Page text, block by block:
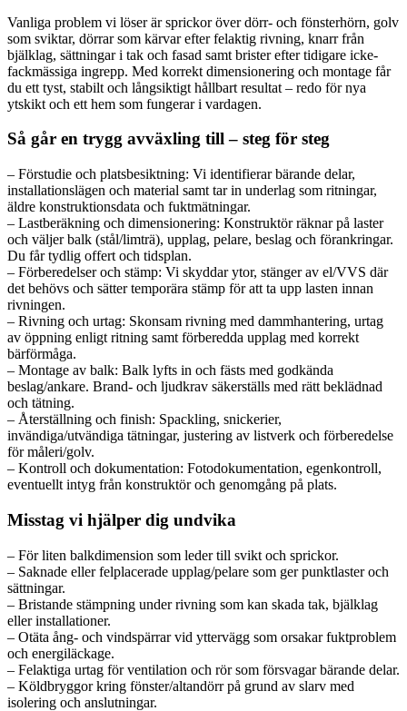
Vanliga problem vi löser är sprickor över dörr- och fönsterhörn, golv
som sviktar, dörrar som kärvar efter felaktig rivning, knarr från
bjälklag, sättningar i tak och fasad samt brister efter tidigare icke-
fackmässiga ingrepp. Med korrekt dimensionering och montage får
du ett tyst, stabilt och långsiktigt hållbart resultat – redo för nya
ytskikt och ett hem som fungerar i vardagen.
Så går en trygg avväxling till – steg för steg
– Förstudie och platsbesiktning: Vi identifierar bärande delar,
installationslägen och material samt tar in underlag som ritningar,
äldre konstruktionsdata och fuktmätningar.
– Lastberäkning och dimensionering: Konstruktör räknar på laster
och väljer balk (stål/limträ), upplag, pelare, beslag och förankringar.
Du får tydlig offert och tidsplan.
– Förberedelser och stämp: Vi skyddar ytor, stänger av el/VVS där
det behövs och sätter temporära stämp för att ta upp lasten innan
rivningen.
– Rivning och urtag: Skonsam rivning med dammhantering, urtag
av öppning enligt ritning samt förberedda upplag med korrekt
bärförmåga.
– Montage av balk: Balk lyfts in och fästs med godkända
beslag/ankare. Brand- och ljudkrav säkerställs med rätt beklädnad
och tätning.
– Återställning och finish: Spackling, snickerier,
invändiga/utvändiga tätningar, justering av listverk och förberedelse
för måleri/golv.
– Kontroll och dokumentation: Fotodokumentation, egenkontroll,
eventuellt intyg från konstruktör och genomgång på plats.
Misstag vi hjälper dig undvika
– För liten balkdimension som leder till svikt och sprickor.
– Saknade eller felplacerade upplag/pelare som ger punktlaster och
sättningar.
– Bristande stämpning under rivning som kan skada tak, bjälklag
eller installationer.
– Otäta ång- och vindspärrar vid yttervägg som orsakar fuktproblem
och energiläckage.
– Felaktiga urtag för ventilation och rör som försvagar bärande delar.
– Köldbryggor kring fönster/altandörr på grund av slarv med
isolering och anslutningar.